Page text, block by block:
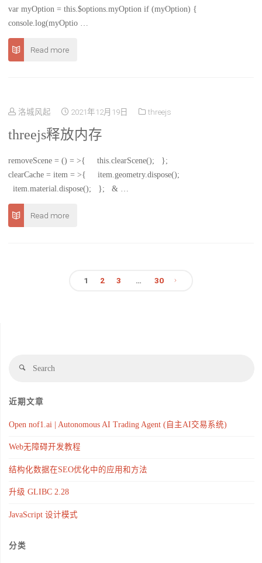
var myOption = this.$options.myOption if (myOption) {
console.log(myOptio …
Read more
洛城风起 2021年12月19日 threejs
threejs释放内存
removeScene = () = >{ this.clearScene(); };
clearCache = item = >{ item.geometry.dispose();
item.material.dispose(); }; & …
Read more
1 2 3 … 30
近期文章
Open nof1.ai | Autonomous AI Trading Agent (自主AI交易系统)
Web无障碍开发教程
结构化数据在SEO优化中的应用和方法
升级 GLIBC 2.28
JavaScript 设计模式
分类